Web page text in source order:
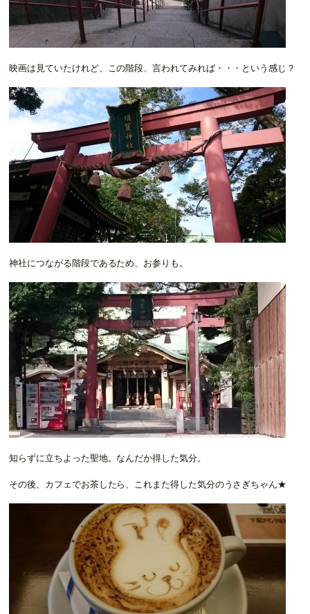
映画は見ていたけれど、この階段、言われてみれば・・・という感じ？
神社につながる階段であるため、お参りも。
知らずに立ちよった聖地。なんだか得した気分。
その後、カフェでお茶したら、これまた得した気分のうさぎちゃん★